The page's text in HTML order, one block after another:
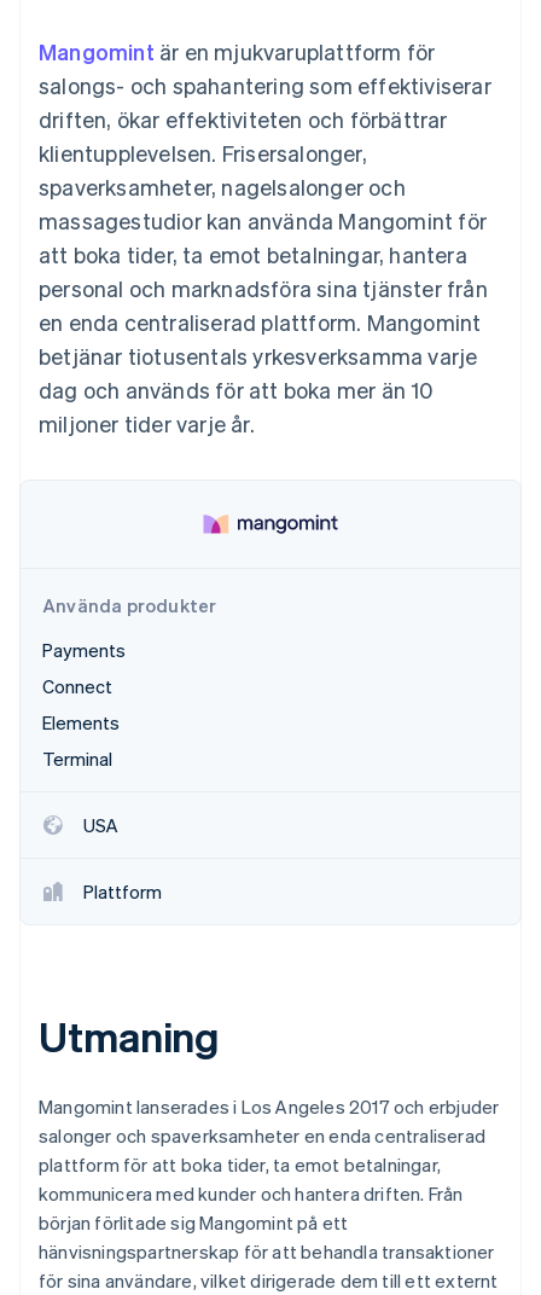
Accelererad kassaprocess
Financial Connections
Länkade finanskontodata
redovisning
Stripe Sigma
Anpassade
rapporter
Datasynkronisering
Mer
Product roadmap
Se vad som kommer härnäst
Radar
Bedrägeribekämpning
Atlas
Bolagsbildning för startups
AI-företag
Kreatörsekonomi
Spel
Besöksnäring, resor
Försäkringsbolag
Media och
underhållning
Ideella organisationer
Professionella tjänster
Offentlig sektor
Detaljhandel
Ecosystem
fakturering
Utfärda stablecoin-
stödda kort
Tillhandahåll och
hantera tjänster med
agenter
Resurser
Appintegrationer
Kodexempel
Utvecklarblogg
API-status
Produktplan
Sessions årliga
konferens
Karriärer
Nyhetsrum
Stripe Press
Kontakt
Kontakta säljteamet
Bli partner
Mangomint är en mjukvaruplattform för
salongs- och spahantering som effektiviserar
driften, ökar effektiviteten och förbättrar
klientupplevelsen. Frisersalonger,
spaverksamheter, nagelsalonger och
massagestudior kan använda Mangomint för
att boka tider, ta emot betalningar, hantera
personal och marknadsföra sina tjänster från
en enda centraliserad plattform. Mangomint
betjänar tiotusentals yrkesverksamma varje
dag och används för att boka mer än 10
miljoner tider varje år.
Använda produkter
Payments
Connect
Elements
Terminal
USA
Plattform
Utmaning
Mangomint lanserades i Los Angeles 2017 och erbjuder
salonger och spaverksamheter en enda centraliserad
plattform för att boka tider, ta emot betalningar,
kommunicera med kunder och hantera driften. Från
början förlitade sig Mangomint på ett
hänvisningspartnerskap för att behandla transaktioner
för sina användare, vilket dirigerade dem till ett externt